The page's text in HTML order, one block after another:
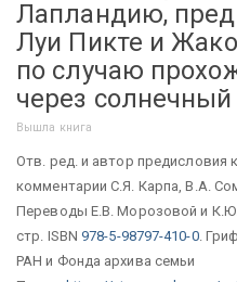
Лапландию,
Луи Пикте и
по случаю
через
Вышла книга
Отв. ред. и автор предисловия
комментарии С.Я. Карпа, В.А.
Переводы Е.В. Морозовой и
стр. ISBN 978-5-98797-410-0.
РАН и Фонда архива семьи